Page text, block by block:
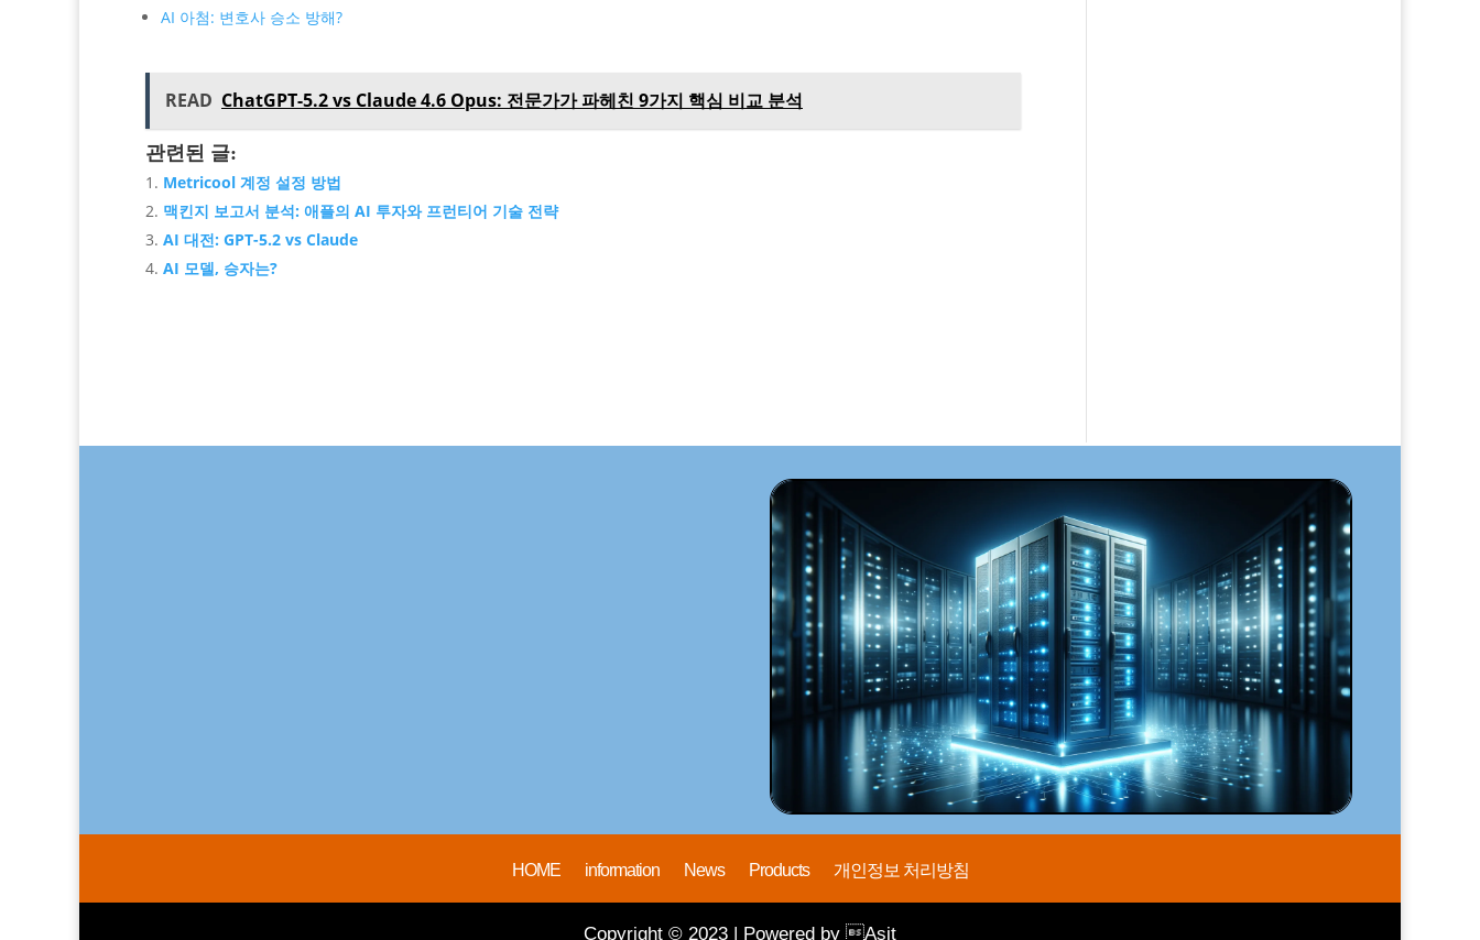
AI 아첨: 변호사 승소 방해?
READ ChatGPT-5.2 vs Claude 4.6 Opus: 전문가가 파헤친 9가지 핵심 비교 분석
관련된 글:
Metricool 계정 설정 방법
맥킨지 보고서 분석: 애플의 AI 투자와 프런티어 기술 전략
AI 대전: GPT-5.2 vs Claude
AI 모델, 승자는?
HOME information News Products 개인정보 처리방침
Copyright © 2023 | Powered by Asit